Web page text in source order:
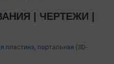
| ЧЕРТЕЖИ |
пластина, портальная (3D-